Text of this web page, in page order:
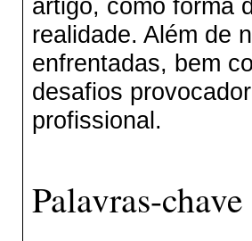
artigo, como forma
realidade. Além de
enfrentadas, bem
desafios
profissional.
Palavras-chave